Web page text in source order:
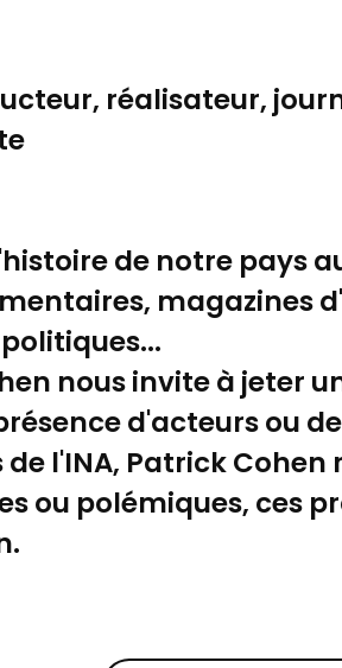
réalisateur,
de notre pays
magazines
nous invite à jeter
d'acteurs ou
l'INA, Patrick
ou polémiques, ces